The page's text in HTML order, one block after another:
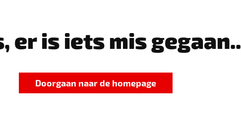
er is iets mis gegaan..
Doorgaan naar de homepage